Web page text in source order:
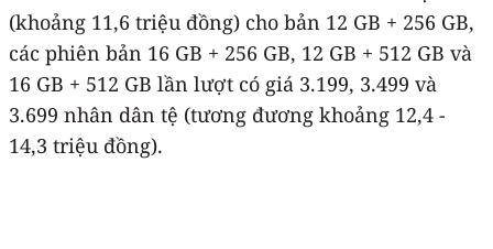
(khoảng 11,6 triệu đồng) cho bản 12 GB + 256 GB,
các phiên bản 16 GB + 256 GB, 12 GB + 512 GB và
16 GB + 512 GB lần lượt có giá 3.199, 3.499 và
3.699 nhân dân tệ (tương đương khoảng 12,4 -
14,3 triệu đồng).